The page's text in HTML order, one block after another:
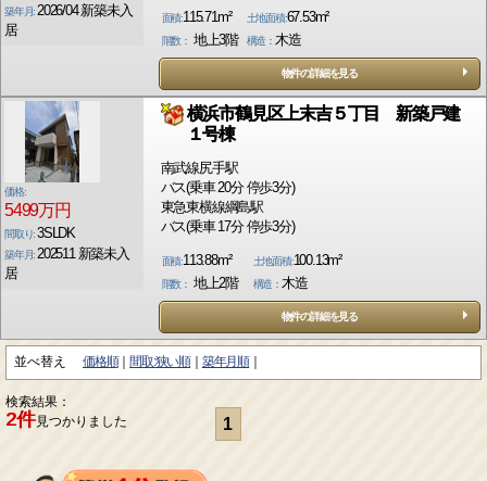
築年月:2026/04 新築未入
居
面積:115.71m² 土地面積:67.53m²
階数： 地上3階 構造： 木造
物件の詳細を見る
価格:
5499万円
間取り:3SLDK
築年月:202511 新築未入
居
横浜市鶴見区上末吉５丁目 新築戸建
１号棟
南武線尻手駅
バス(乗車 20分 停歩3分)
東急東横線綱島駅
バス(乗車 17分 停歩3分)
面積:113.88m² 土地面積:100.13m²
階数： 地上2階 構造： 木造
物件の詳細を見る
並べ替え 価格順 間取:狭い順 築年月順
検索結果：
2件見つかりました 1